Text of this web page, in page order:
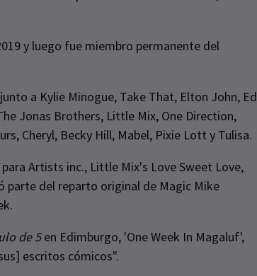
y luego fue miembro permanente del
a Kylie Minogue, Take That, Elton John, Ed
Jonas Brothers, Little Mix, One Direction,
Cheryl, Becky Hill, Mabel, Pixie Lott y Tulisa.
Artists inc., Little Mix's Love Sweet Love,
parte del reparto original de Magic Mike
de 5en Edimburgo, 'One Week In Magaluf',
escritos cómicos".